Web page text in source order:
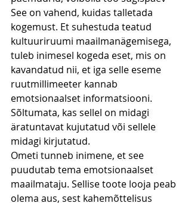
See on vahend, kuidas talletada
kogemust. Et suhestuda teatud
kultuuriruumi maailmanägemisega,
tuleb inimesel kogeda eset, mis on
kavandatud nii, et iga selle eseme
ruutmillimeeter kannab
emotsionaalset informatsiooni.
Sõltumata, kas sellel on midagi
äratuntavat kujutatud või sellele
midagi kirjutatud.
Ometi tunneb inimene, et see
puudutab tema emotsionaalset
maailmataju. Sellise toote looja peab
olema aus, sest kahemõttelisus